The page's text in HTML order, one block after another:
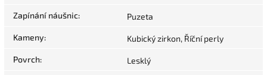
Zapínání náušnic: Puzeta
Kameny: Kubický zirkon, Říční perly
Povrch: Lesklý